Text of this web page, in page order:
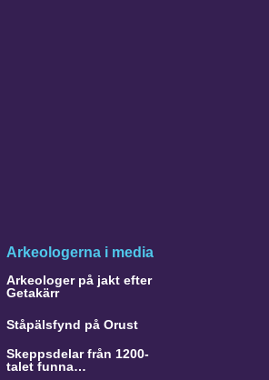
Arkeologerna i media
Arkeologer på jakt efter
Getakärr
Ståpälsfynd på Orust
Skeppsdelar från 1200-
talet funna…